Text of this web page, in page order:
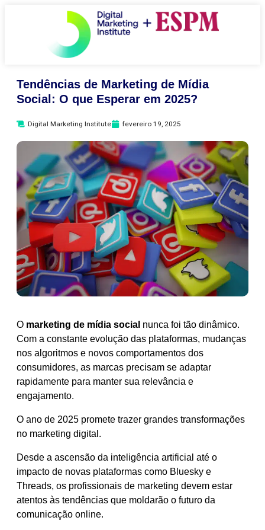
Tendências de Marketing de Mídia
Social: O que Esperar em 2025?
Digital Marketing Institute fevereiro 19, 2025
O marketing de mídia social nunca foi tão dinâmico.
Com a constante evolução das plataformas, mudanças
nos algoritmos e novos comportamentos dos
consumidores, as marcas precisam se adaptar
rapidamente para manter sua relevância e
engajamento.
O ano de 2025 promete trazer grandes transformações
no marketing digital.
Desde a ascensão da inteligência artificial até o
impacto de novas plataformas como Bluesky e
Threads, os profissionais de marketing devem estar
atentos às tendências que moldarão o futuro da
comunicação online.